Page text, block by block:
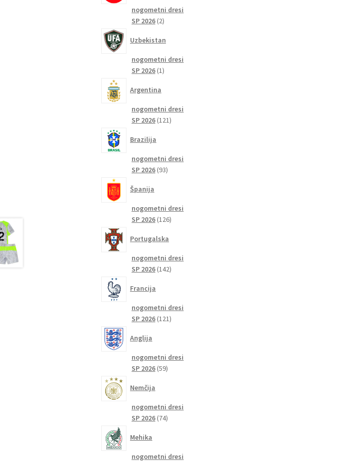
nogometni dresi
SP 2026 22
Uzbekistan
nogometni dresi
SP 2026 11
Argentina
nogometni dresi
SP 2026 121121
Brazilija
nogometni dresi
SP 2026 9393
Španija
nogometni dresi
SP 2026 126126
Portugalska
nogometni dresi
SP 2026 142142
Francija
nogometni dresi
SP 2026 121121
Anglija
nogometni dresi
SP 2026 5959
Nemčija
nogometni dresi
SP 2026 7474
Mehika
nogometni dresi